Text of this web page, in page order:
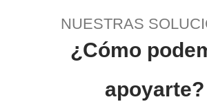
NUESTRAS
¿Cómo
apoyarte?